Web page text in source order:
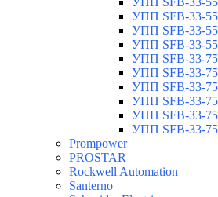
УПП SFB-33-
УПП SFB-33-
УПП SFB-33-
УПП SFB-33-
УПП SFB-33-
УПП SFB-33-
УПП SFB-33-
УПП SFB-33-
УПП SFB-33-
Prompower
PROSTAR
Rockwell Automation
Santerno